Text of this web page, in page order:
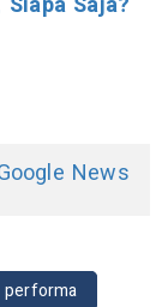
News